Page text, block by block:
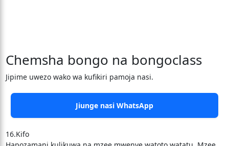
Chemsha bongo na bongoclass
Jipime uwezo wako wa kufikiri pamoja nasi.
Jiunge nasi WhatsApp
16.Kifo